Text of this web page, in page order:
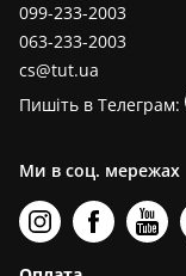
099-233-2003
063-233-2003
cs@tut.ua
Пишіть в Телеграм:
Ми в соц. мережах